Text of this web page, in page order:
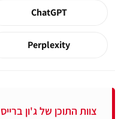
ChatGPT
Perplexity
צוות התוכן של ג'ון ברייס